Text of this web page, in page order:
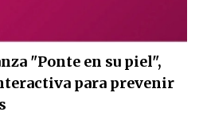
"Ponte en su piel",
para prevenir